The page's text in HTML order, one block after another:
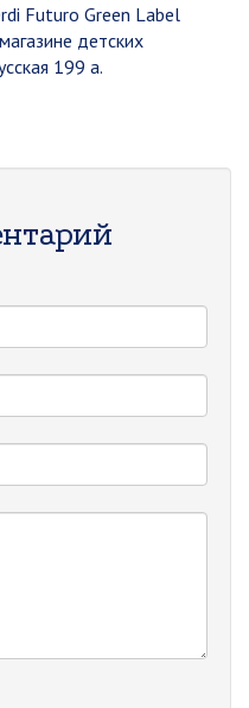
Futuro Green Label
детских
199 а.